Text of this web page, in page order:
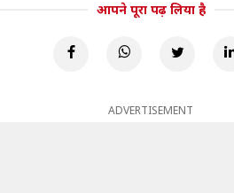
आपने पूरा पढ़ लिया है
ADVERTISEMENT